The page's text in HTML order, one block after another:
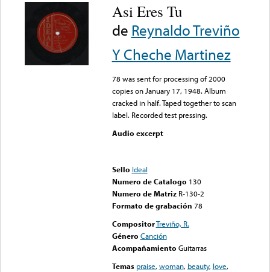
Asi Eres Tu
de Reynaldo Treviño
Y Cheche Martinez
78 was sent for processing of 2000
copies on January 17, 1948. Album
cracked in half. Taped together to scan
label. Recorded test pressing.
Audio excerpt
Sello Ideal
Numero de Catalogo 130
Numero de Matriz R-130-2
Formato de grabación 78
CompositorTreviño, R.
Género Canción
Acompañamiento Guitarras
Temas praise,woman, beauty, love,